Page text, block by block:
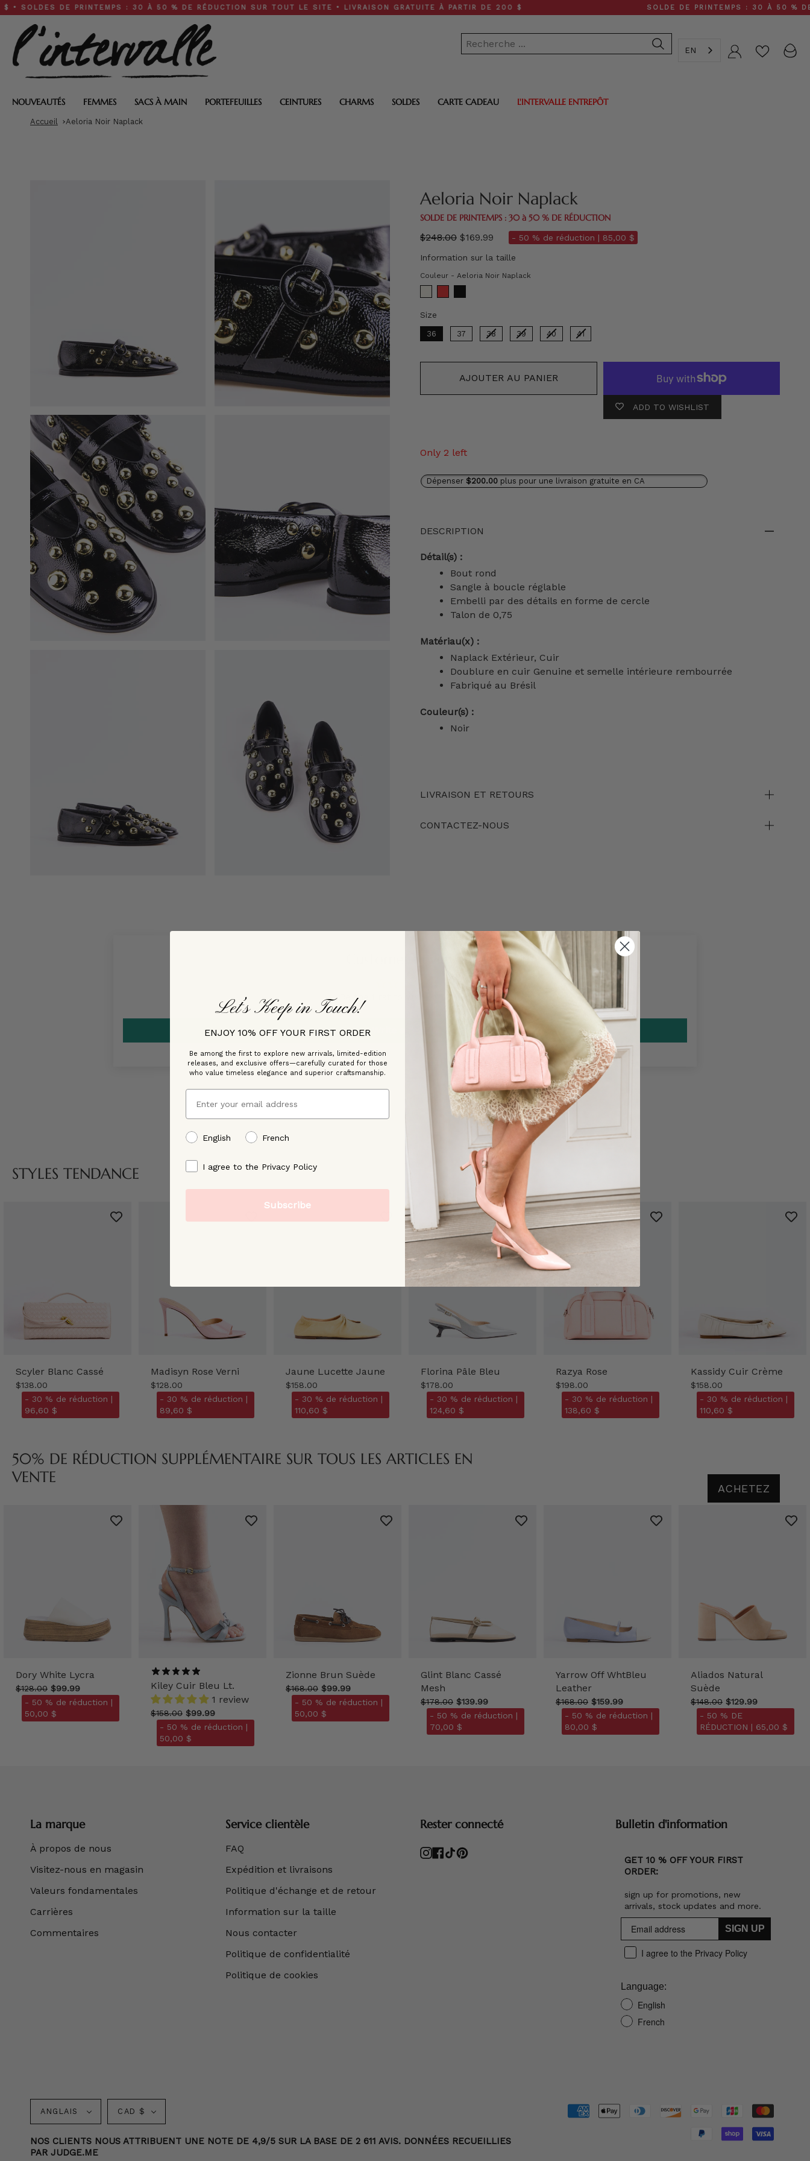
Skip
to
content
DE PRINTEMPS : 30 À 50 % DE RÉDUCTION SUR TOUT LE SITE • LIVRAISON GRATUITE À PARTIR DE 200 $ SOLDE DE PRINTEMPS : 30 À 50 % DE
EN Compte
NOUVEAUTÉS FEMMES SACS À MAIN PORTEFEUILLES CEINTURES CHARMS SOLDES CARTE CADEAU L'INTERVALLE ENTREPÔT
Accueil Aeloria Noir Naplack
Aeloria Noir Naplack
SOLDE DE PRINTEMPS : 30 à 50 % DE RÉDUCTION
régulier
$248.00 $169.99 - 50 % de réduction | 85,00 $
Information sur la taille
Couleur - Aeloria Noir Naplack
Size
36 37 38 39 40 41
AJOUTER AU PANIER
ADD TO WISHLIST
Only 2 left
Dépenser $200.00 plus pour une livraison gratuite en CA
DESCRIPTION
Détail(s) :
Bout rond
Sangle à boucle réglable
Embelli par des détails en forme de cercle
Talon de 0,75
Matériau(x) :
Naplack Extérieur, Cuir
Doublure en cuir Genuine et semelle intérieure rembourrée
Fabriqué au Brésil
Couleur(s) :
Noir
LIVRAISON ET RETOURS
CONTACTEZ-NOUS
Customer Reviews
Be the first to write a review
STYLES TENDANCE
Scyler Blanc Cassé
$138.00
- 30 % de réduction |
96,60 $
Madisyn Rose Verni
$128.00
- 30 % de réduction |
89,60 $
Jaune Lucette Jaune
$158.00
- 30 % de réduction |
110,60 $
Florina Pâle Bleu
$178.00
- 30 % de réduction |
124,60 $
Razya Rose
$198.00
- 30 % de réduction |
138,60 $
Kassidy Cuir Crème
$158.00
- 30 % de réduction |
110,60 $
50% DE RÉDUCTION SUPPLÉMENTAIRE SUR TOUS LES ARTICLES EN
VENTE
ACHETEZ
Dory White Lycra
$128.00 $99.99
- 50 % de réduction |
50,00 $
Kiley Cuir Bleu Lt.
1 review
$158.00 $99.99
- 50 % de réduction |
50,00 $
Zionne Brun Suède
$168.00 $99.99
- 50 % de réduction |
50,00 $
Glint Blanc Cassé
Mesh
$178.00 $139.99
- 50 % de réduction |
70,00 $
Yarrow Off WhtBleu
Leather
$168.00 $159.99
- 50 % de réduction |
80,00 $
Aliados Natural
Suède
$148.00 $129.99
- 50 % DE
RÉDUCTION | 65,00 $
La marque
À propos de nous
Visitez-nous en magasin
Valeurs fondamentales
Carrières
Commentaires
Service clientèle
FAQ
Expédition et livraisons
Politique d'échange et de retour
Information sur la taille
Nous contacter
Politique de confidentialité
Politique de cookies
Rester connecté
Instagram
Facebook
TikTokPinterest
Bulletin d'information
GET 10 % OFF YOUR FIRST
ORDER:
sign up for promotions, new
arrivals, stock updates and more.
SIGN UP
I agree to the Privacy Policy
Language:
English
French
Langue
ANGLAIS Monnaie
CAD $
NOS CLIENTS NOUS ATTRIBUENT UNE NOTE DE 4,9/5 SUR LA BASE DE 2 611 AVIS. DONNÉES RECUEILLIES
PAR JUDGE.ME
Let’s Keep in Touch!
ENJOY 10% OFF YOUR FIRST ORDER
Be among the first to explore new arrivals, limited-edition
releases, and exclusive offers—carefully curated for those
who value timeless elegance and superior craftsmanship.
Email
preffered language
English French
By signing up, you agree to our [Privacy Policy]
I agree to the Privacy Policy
Subscribe